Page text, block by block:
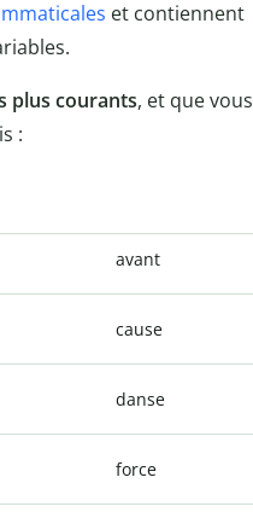
et contiennent
plus courants, et que vous
:
avant
cause
danse
force